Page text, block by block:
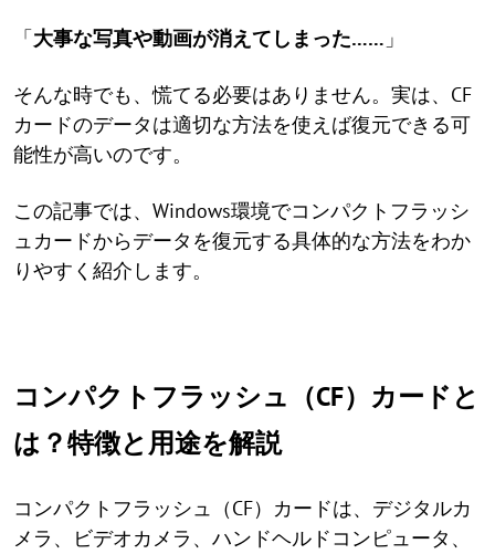
「大事な写真や動画が消えてしまった…… 」
そんな時でも、慌てる必要はありません。実は、CF
カードのデータは適切な方法を使えば復元できる可
能性が高いのです。
この記事では、Windows環境でコンパクトフラッシ
ュカードからデータを復元する具体的な方法をわか
りやすく紹介します。
コンパクトフラッシュ（CF）カードと
は？特徴と用途を解説
コンパクトフラッシュ（CF）カードは、デジタルカ
メラ、ビデオカメラ、ハンドヘルドコンピュータ、